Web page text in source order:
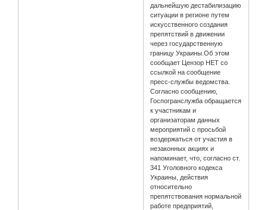
дальнейшую дестабилизацию
ситуации в регионе путем
искусственного создания
препятствий в движении
через государственную
границу Украины.Об этом
сообщает Цензор НЕТ со
ссылкой на сообщение
пресс-службы ведомства.
Согласно сообщению,
Госпогранслужба обращается
к участникам и
организаторам данных
мероприятий с просьбой
воздержаться от участия в
незаконных акциях и
напоминает, что, согласно ст.
341 Уголовного кодекса
Украины, действия
относительно
препятствования нормальной
работе предприятий,